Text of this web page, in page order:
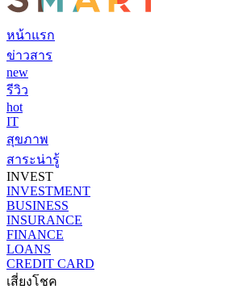
หน้าแรก
ข่าวสาร
new
รีวิว
hot
IT
สุขภาพ
สาระน่ารู้
INVEST
INVESTMENT
BUSINESS
INSURANCE
FINANCE
LOANS
CREDIT CARD
เสี่ยงโชค